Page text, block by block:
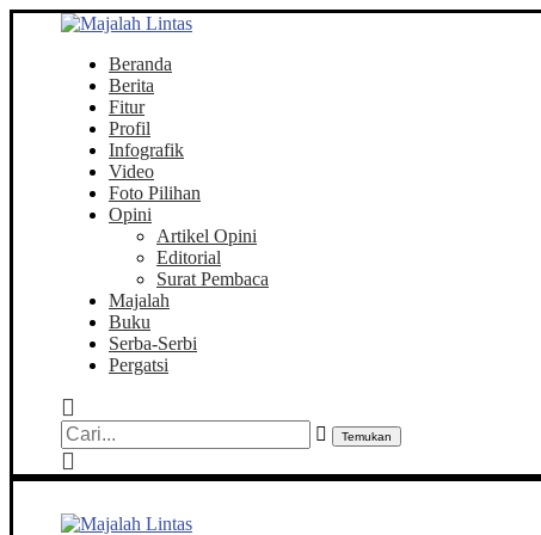
Beranda
Berita
Fitur
Profil
Infografik
Video
Foto Pilihan
Opini
Artikel Opini
Editorial
Surat Pembaca
Majalah
Buku
Serba-Serbi
Pergatsi
Temukan